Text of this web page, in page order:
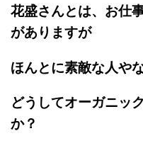
花盛さんとは、お仕
がありますが
ほんとに素敵な人や
どうしてオーガニッ
か？